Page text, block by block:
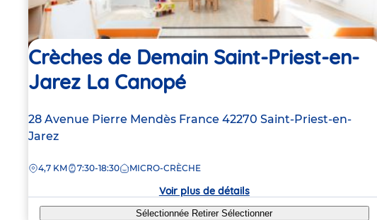
Crèches de Demain Saint-Priest-en-
Jarez La Canopé
Adresse
de
crèche
28 Avenue Pierre Mendès France 42270 Saint-Priest-en-
Jarez
DISTANCE
4,7 KM 7:30-18:30 MICRO-CRÈCHE
Voir plus de détails
Sélectionnée RetirerSélectionner